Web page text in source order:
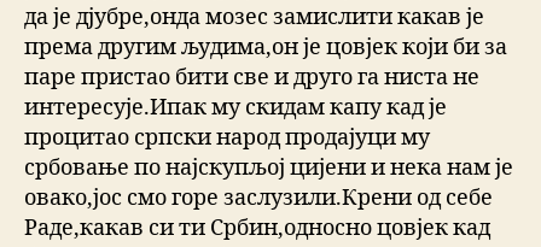
да је дјубре,онда мозес замислити какав је
према другим људима,он је цовјек који би за
паре пристао бити све и друго га ниста не
интересује.Ипак му скидам капу кад је
процитао српски народ продајуци му
србовање по најскупљој цијени и нека нам је
овако,јос смо горе заслузили.Крени од себе
Раде,какав си ти Србин,односно цовјек кад